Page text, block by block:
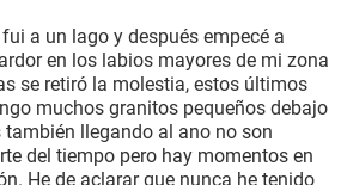
a un lago y después empecé a
en los labios mayores de mi zona
se retiró la molestia, estos últimos
muchos granitos pequeños debajo
llegando al ano no son
del tiempo pero hay momentos en
He de aclarar que nunca he tenido